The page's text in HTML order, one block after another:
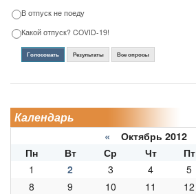
В отпуск не поеду
Какой отпуск? COVID-19!
Голосовать Результаты Все опросы
Календарь
« Октябрь 2012
Пн
Вт Ср Чт Пт
1
2 3 4 5
8
9 10 11 12